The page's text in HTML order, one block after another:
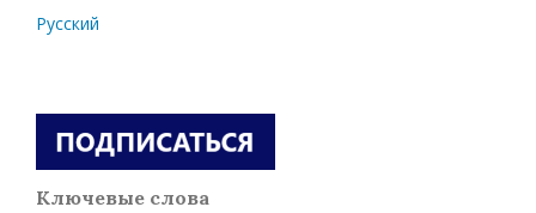
Русский
Ключевые слова